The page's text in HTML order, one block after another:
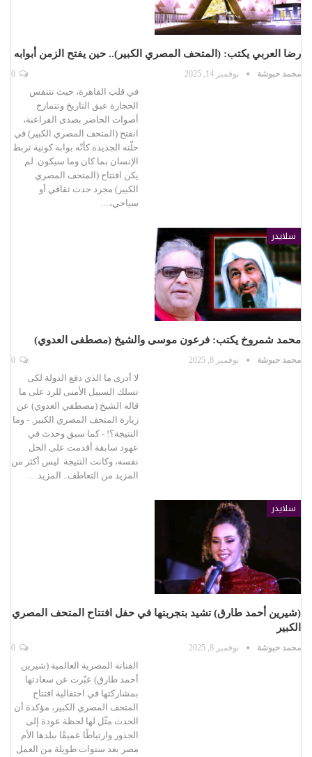
رضا العربي يكتب: (المتحف المصري الكبير).. حين يفتح الزمن أبوابه
محمد حبوشة نوفمبر 14, 2025
في قلب القاهرة، حيث تتنفس
الحجارة عبق التاريخ وتتمازج
أصوات الحاضر بصدى الفراعنة،
انفتح (المتحف المصري الكبير) في
حلّته الجديدة كأنّه بوابة كونية تربط
الإنسان بما كان وما سيكون. لم
يكن افتتاح (المتحف المصري
الكبير) مجرد حدث ثقافي أو
سياحي،…
سلايدر
محمد شمروخ يكتب: فرعون موسى والشيخ (مصطفى العدوي)
محمد حبوشة نوفمبر 8, 2025
لا أدرى ما الذي دفع الدولة لكى
تسلك السبيل الأمنى للرد على ما
قاله الشيخ (مصطفي العدوي) عن
زيارة المتحف المصري الكبير. - وما
النتيجة؟! - كما سبق وحدث في
عهود سابقة أقدمت على الحل
نفسه، وكانت النتيجة ليس أكثر من
المزيد من التعاطف.. المزيد…
سلايدر
(شيرين أحمد طارق) تشيد بتجربتها في حفل افتتاح المتحف المصري
الكبير
محمد حبوشة نوفمبر 8, 2025
الفنانة المصرية العالمية (شيرين
أحمد طارق) عبّرت عن سعادتها
بمشاركتها في احتفالية افتتاح
المتحف المصري الكبير، مؤكدة أن
الحدث مثّل لها لحظة عودة إلى
الجذور وارتباطًا عميقًا ببلدها الأم
مصر بعد سنوات طويلة من العمل